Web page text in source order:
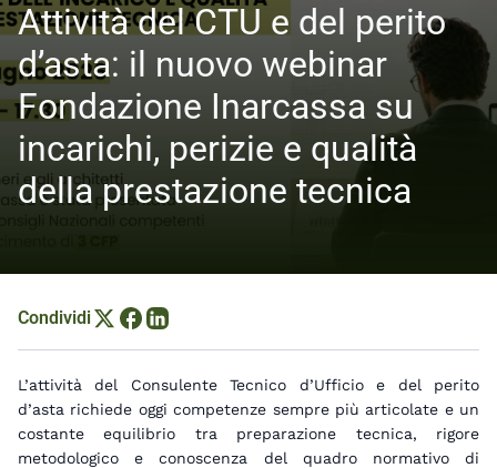
Attività del CTU e del perito
d’asta: il nuovo webinar
Fondazione Inarcassa su
incarichi, perizie e qualità
della prestazione tecnica
Condividi
Condividi su X
Condividi su Facebook
Condividi su LinkedIn
L’attività del Consulente Tecnico d’Ufficio e del perito
d’asta richiede oggi competenze sempre più articolate e un
costante equilibrio tra preparazione tecnica, rigore
metodologico e conoscenza del quadro normativo di